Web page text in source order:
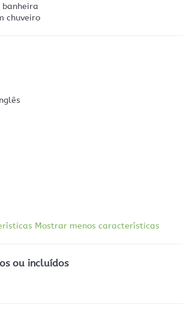
banheira
chuveiro
Mostrar menos características
ou incluídos